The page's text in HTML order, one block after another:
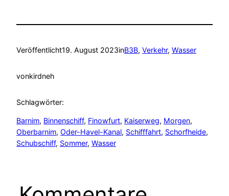
Veröffentlicht19. August 2023inB3B, Verkehr, Wasser
vonkirdneh
Schlagwörter:
Barnim, Binnenschiff, Finowfurt, Kaiserweg, Morgen
Oberbarnim, Oder-Havel-Kanal, Schifffahrt, Schorfheide
Schubschiff, Sommer, Wasser